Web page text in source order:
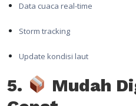
Data cuaca real-time
Storm tracking
Update kondisi laut
5.
Mudah